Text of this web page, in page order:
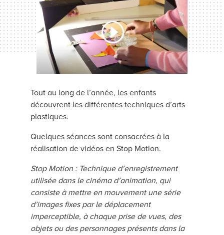
Tout au long de l’année, les enfants
découvrent les différentes techniques d’arts
plastiques.
Quelques séances sont consacrées à la
réalisation de vidéos en Stop Motion.
Stop Motion : Technique d’enregistrement
utilisée dans le cinéma d’animation, qui
consiste à mettre en mouvement une série
d’images fixes par le déplacement
imperceptible, à chaque prise de vues, des
objets ou des personnages présents dans la